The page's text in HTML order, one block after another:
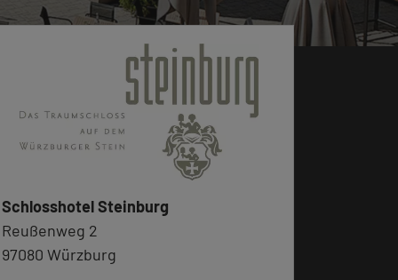
Schlosshotel Steinburg
Reußenweg 2
97080 Würzburg